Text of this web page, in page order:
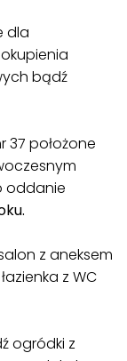
dla
bądź
37 położone
oddanie
z aneksem
z WC
ogródki z